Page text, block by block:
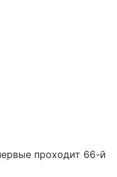
проходит 66-й